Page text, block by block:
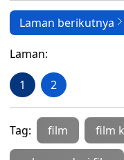
Laman berikutnya
Laman:
1 2
Tag: film film